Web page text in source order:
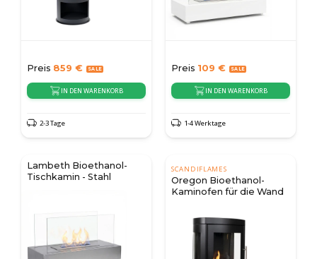
Preis 859 €
IN DEN WARENKORB
2-3 Tage
Preis 109 €
IN DEN WARENKORB
1-4 Werktage
Lambeth Bioethanol-
Tischkamin - Stahl
SCANDIFLAMES
Oregon Bioethanol-
Kaminofen für die Wand